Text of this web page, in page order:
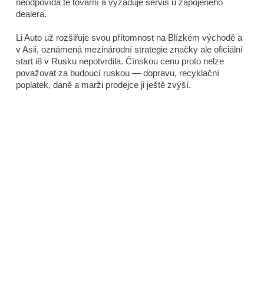
dealera.
Li Auto už rozšiřuje svou přítomnost na Blízkém východě a
v Asii, oznámená mezinárodní strategie značky ale oficiální
start i8 v Rusku nepotvrdila. Čínskou cenu proto nelze
považovat za budoucí ruskou — dopravu, recyklační
poplatek, daně a marži prodejce ji ještě zvýší.